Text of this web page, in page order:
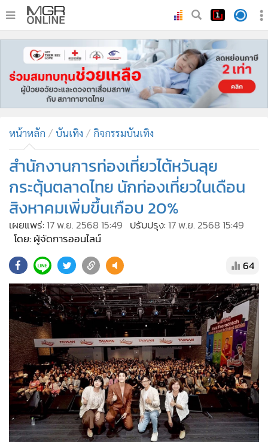
หน้าหลัก
ทันเหตุการณ์
• ภาคใต้
• บันเทิง
ผู้จัดการรายวัน
• คอลัมนิสต์
• ละคร
• CbizReview
• Cyber BIZ
• Good health & Well-being
• Green Innovation & SD
•
Management & HR
• MGR Live
• Infographic
• การเมือง
• ท่องเที่ยว
• กีฬา
• ต่างประเทศ
• Special Scoop
หน้าหลัก บันเทิง กิจกรรมบันเทิง
สำนักงานการท่องเที่ยวไต้หวันลุย
กระตุ้นตลาดไทย นักท่องเที่ยวในเดือน
สิงหาคมเพิ่มขึ้นเกือบ 20%
เผยแพร่: 17 พ.ย. 2568 15:49 ปรับปรุง: 17 พ.ย. 2568 15:49
โดย: ผู้จัดการออนไลน์
64